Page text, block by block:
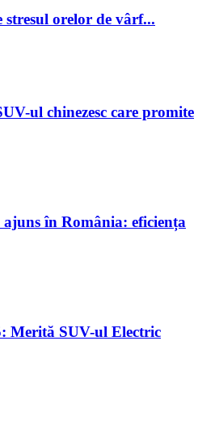
orelor de vârf...
ul chinezesc care promite
în România: eficiența
Merită SUV-ul Electric